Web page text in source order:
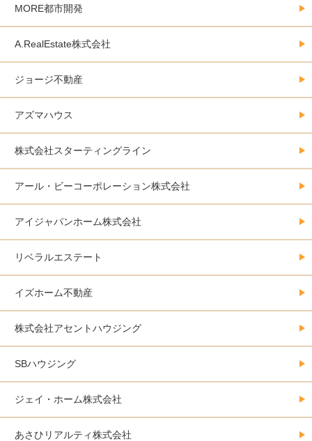
MORE都市開発
A.RealEstate株式会社
ジョージ不動産
アズマハウス
株式会社スターティングライン
アール・ビーコーポレーション株式会社
アイジャパンホーム株式会社
リベラルエステート
イズホーム不動産
株式会社アセントハウジング
SBハウジング
ジェイ・ホーム株式会社
あさひリアルティ株式会社